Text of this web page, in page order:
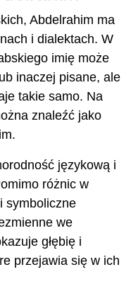
Abdelrahim ma
i dialektach. W
imię może
inaczej pisane, ale
takie samo. Na
znaleźć jako
językową i
różnic w
symboliczne
we
głębię i
przejawia się w ich